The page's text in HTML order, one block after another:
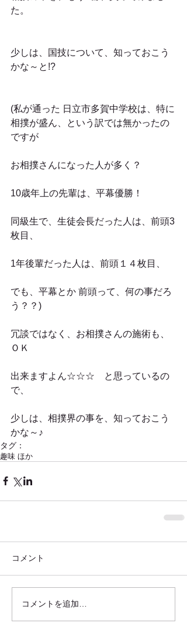
た。
少しは、国技について、知っておこう
かな～と!?
(私が通った 日立市多賀中学校は、特に
相撲が盛ん、という訳では無かったの
ですが
お相撲さんになった人が多く？
10歳年上の先輩は、平幕優勝！
同級生で、生徒会長だった人は、前頭3
枚目、
1年後輩だった人は、前頭１４枚目、
でも、平幕とか 前頭って、何の事だろ
う？？)
冗談ではなく、お相撲さんの施術も、
ＯＫ
出来ますよん☆☆☆　と思っているの
で、
少しは、相撲界の事を、知っておこう
かな～♪
タグ：
趣味 ほか
コメント
コメントを追加…